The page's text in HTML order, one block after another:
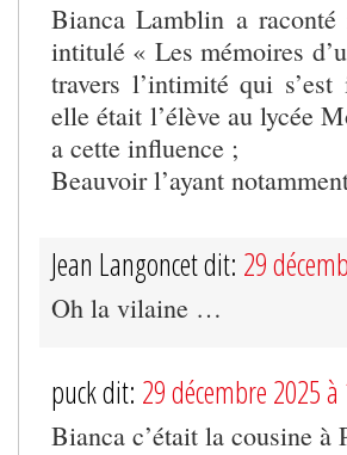
Bianca Lamblin a
intitulé « Les mémoires
travers l’intimité qui
elle était l’élève au lycée
a cette influence ;
Beauvoir l’ayant
Jean Langoncet dit: 29
Oh la vilaine …
puck dit: 29 décembre 2025
Bianca c’était la cousine à